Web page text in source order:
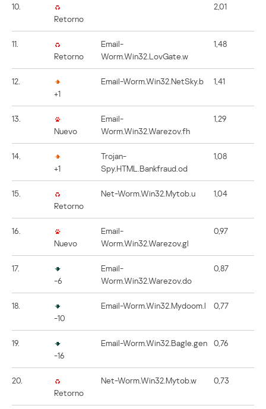
10.
Retorno
2,01
11.
Retorno
Email-
Worm.Win32.LovGate.w
1,48
12.
+1
Email-Worm.Win32.NetSky.b 1,41
13.
Nuevo
Email-
Worm.Win32.Warezov.fh
1,29
14.
+1
Trojan-
Spy.HTML.Bankfraud.od
1,08
15.
Retorno
Net-Worm.Win32.Mytob.u 1,04
16.
Nuevo
Email-
Worm.Win32.Warezov.gl
0,97
17.
-6
Email-
Worm.Win32.Warezov.do
0,87
18.
-10
Email-Worm.Win32.Mydoom.l 0,77
19.
-16
Email-Worm.Win32.Bagle.gen 0,76
20.
Retorno
Net-Worm.Win32.Mytob.w 0,73